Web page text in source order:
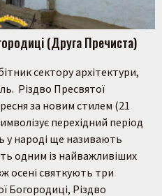
(Друга Пречиста)
сектору архітектури,
Різдво Пресвятої
за новим стилем (21
перехідний період
у народі ще називають
одним із найважливіших
осені святкують три
Богородиці, Різдво